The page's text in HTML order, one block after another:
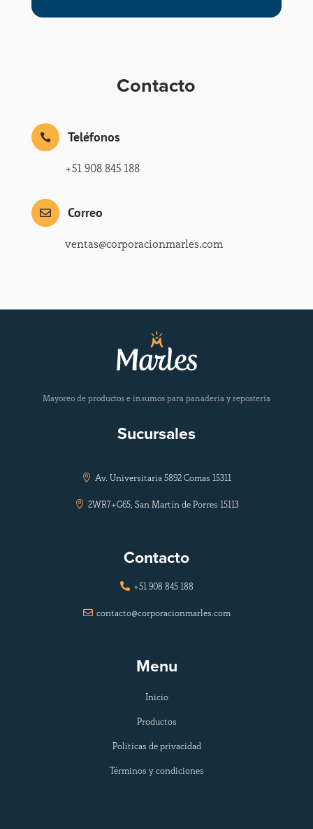
Contacto
 Teléfonos
+51 908 845 188
 Correo
ventas@corporacionmarles.com
Mayoreo de productos e insumos para panadería y repostería
Sucursales
 Av. Universitaria 5892 Comas 15311
 2WR7+G65, San Martín de Porres 15113
Contacto
 +51 908 845 188
 contacto@corporacionmarles.com
Menu
Inicio
Productos
Politicas de privacidad
Términos y condiciones